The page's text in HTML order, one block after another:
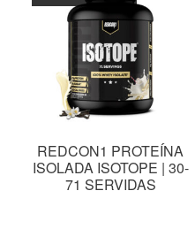
REDCON1 PROTEÍNA
ISOLADA ISOTOPE | 30-
71 SERVIDAS